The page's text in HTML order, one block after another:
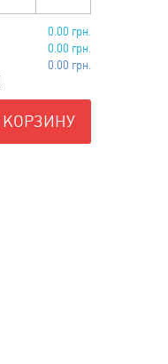
0.00 грн.
0.00 грн.
0.00 грн.